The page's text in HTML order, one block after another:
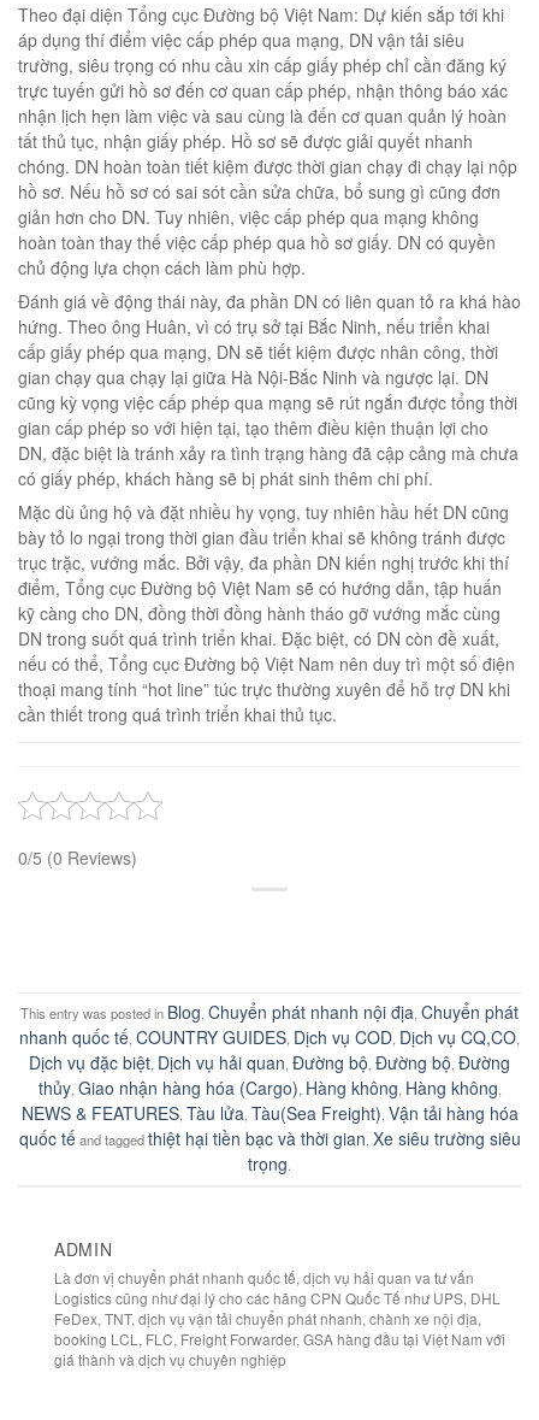
Theo đại diện Tổng cục Đường bộ Việt Nam: Dự kiến sắp tới khi
áp dụng thí điểm việc cấp phép qua mạng, DN vận tải siêu
trường, siêu trọng có nhu cầu xin cấp giấy phép chỉ cần đăng ký
trực tuyến gửi hồ sơ đến cơ quan cấp phép, nhận thông báo xác
nhận lịch hẹn làm việc và sau cùng là đến cơ quan quản lý hoàn
tất thủ tục, nhận giấy phép. Hồ sơ sẽ được giải quyết nhanh
chóng. DN hoàn toàn tiết kiệm được thời gian chạy đi chạy lại nộp
hồ sơ. Nếu hồ sơ có sai sót cần sửa chữa, bổ sung gì cũng đơn
giản hơn cho DN. Tuy nhiên, việc cấp phép qua mạng không
hoàn toàn thay thế việc cấp phép qua hồ sơ giấy. DN có quyền
chủ động lựa chọn cách làm phù hợp.
Đánh giá về động thái này, đa phần DN có liên quan tỏ ra khá hào
hứng. Theo ông Huân, vì có trụ sở tại Bắc Ninh, nếu triển khai
cấp giấy phép qua mạng, DN sẽ tiết kiệm được nhân công, thời
gian chạy qua chạy lại giữa Hà Nội-Bắc Ninh và ngược lại. DN
cũng kỳ vọng việc cấp phép qua mạng sẽ rút ngắn được tổng thời
gian cấp phép so với hiện tại, tạo thêm điều kiện thuận lợi cho
DN, đặc biệt là tránh xảy ra tình trạng hàng đã cập cảng mà chưa
có giấy phép, khách hàng sẽ bị phát sinh thêm chi phí.
Mặc dù ủng hộ và đặt nhiều hy vọng, tuy nhiên hầu hết DN cũng
bày tỏ lo ngại trong thời gian đầu triển khai sẽ không tránh được
trục trặc, vướng mắc. Bởi vậy, đa phần DN kiến nghị trước khi thí
điểm, Tổng cục Đường bộ Việt Nam sẽ có hướng dẫn, tập huấn
kỹ càng cho DN, đồng thời đồng hành tháo gỡ vướng mắc cùng
DN trong suốt quá trình triển khai. Đặc biệt, có DN còn đề xuất,
nếu có thể, Tổng cục Đường bộ Việt Nam nên duy trì một số điện
thoại mang tính “hot line” túc trực thường xuyên để hỗ trợ DN khi
cần thiết trong quá trình triển khai thủ tục.
0/5 (0 Reviews)
This entry was posted in Blog, Chuyển phát nhanh nội địa, Chuyển phát
nhanh quốc tế, COUNTRY GUIDES, Dịch vụ COD, Dịch vụ CQ,CO,
Dịch vụ đặc biệt, Dịch vụ hải quan, Đường bộ, Đường bộ, Đường
thủy, Giao nhận hàng hóa (Cargo), Hàng không, Hàng không,
NEWS & FEATURES, Tàu lửa, Tàu(Sea Freight), Vận tải hàng hóa
quốc tếand taggedthiệt hại tiền bạc và thời gian, Xe siêu trường siêu
trọng.
ADMIN
Là đơn vị chuyển phát nhanh quốc tế, dịch vụ hải quan va tư vấn
Logistics cũng như đại lý cho các hãng CPN Quốc Tế như UPS, DHL
FeDex, TNT, dịch vụ vận tải chuyển phát nhanh, chành xe nội địa,
booking LCL, FLC, Freight Forwarder, GSA hàng đầu tại Việt Nam với
giá thành và dịch vụ chuyên nghiệp